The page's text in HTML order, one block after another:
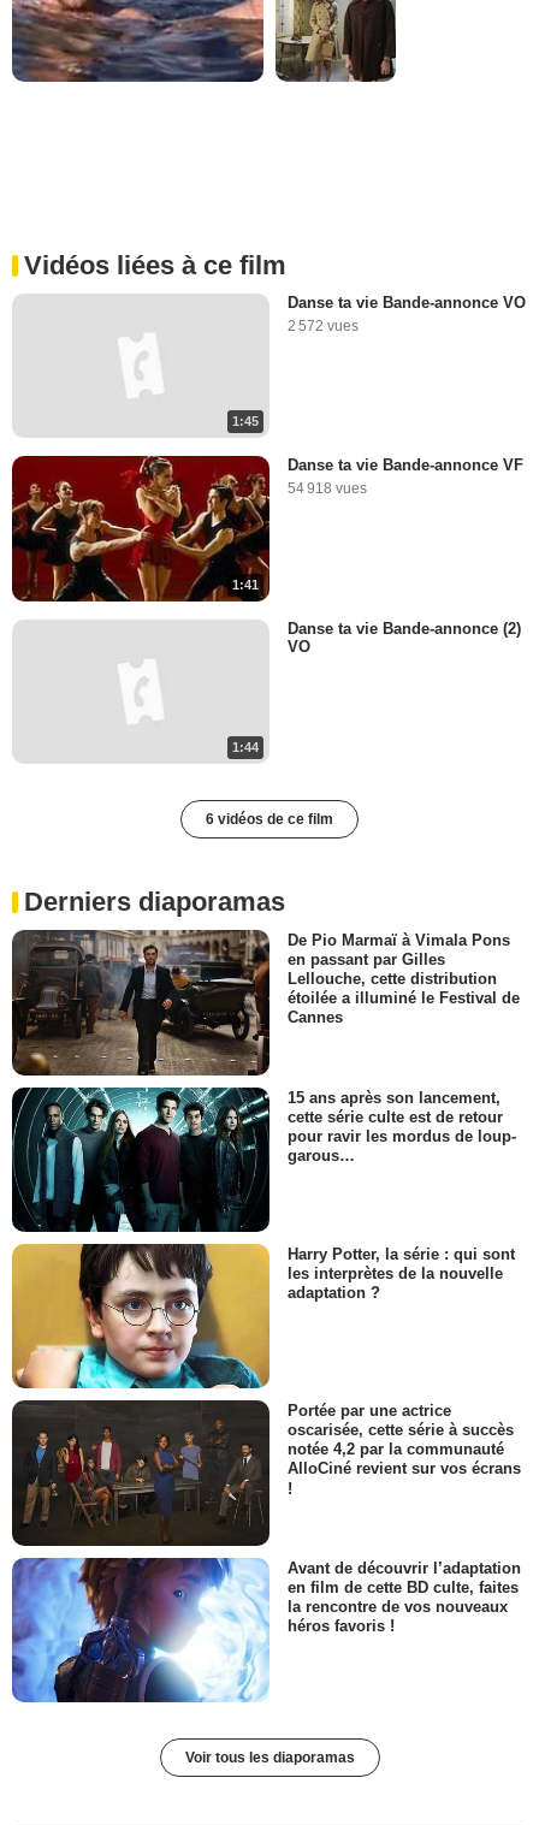
Vidéos liées à ce film
1:45
Danse ta vie Bande-annonce VO
2 572 vues
1:41
Danse ta vie Bande-annonce VF
54 918 vues
1:44
Danse ta vie Bande-annonce (2)
VO
6 vidéos de ce film
Derniers diaporamas
De Pio Marmaï à Vimala Pons
en passant par Gilles
Lellouche, cette distribution
étoilée a illuminé le Festival de
Cannes
15 ans après son lancement,
cette série culte est de retour
pour ravir les mordus de loup-
garous…
Harry Potter, la série : qui sont
les interprètes de la nouvelle
adaptation ?
Portée par une actrice
oscarisée, cette série à succès
notée 4,2 par la communauté
AlloCiné revient sur vos écrans
!
Avant de découvrir l’adaptation
en film de cette BD culte, faites
la rencontre de vos nouveaux
héros favoris !
Voir tous les diaporamas